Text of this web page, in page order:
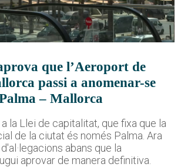
que l’Aeroport de
passi a anomenar-se
– Mallorca
la Llei de capitalitat, que fixa que la
de la ciutat és només Palma. Ara
abans que la
aprovar de manera definitiva.